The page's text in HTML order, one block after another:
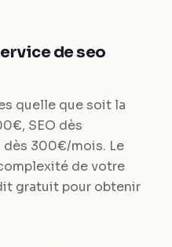
de seo
quelle que soit la
SEO dès
300€/mois. Le
de votre
gratuit pour obtenir